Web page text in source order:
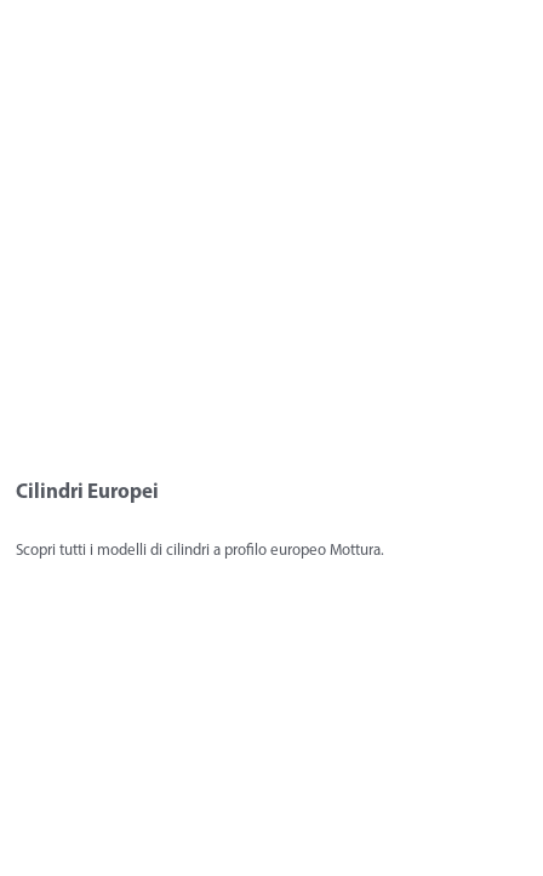
Cilindri Europei
Scopri tutti i modelli di cilindri a profilo europeo Mottura.